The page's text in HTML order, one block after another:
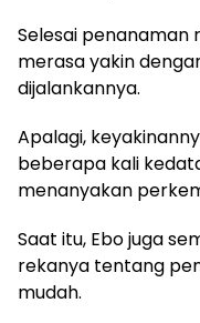
Selesai penanaman
merasa yakin
dijalankannya.
Apalagi,
beberapa kali
menanyakan
Saat itu, Ebo juga
rekanya tentang
mudah.